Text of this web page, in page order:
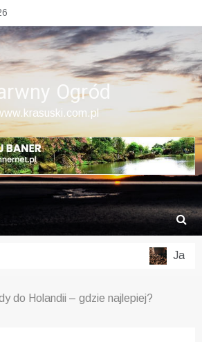
Ogród
Jak
do Holandii – gdzie najlepiej?